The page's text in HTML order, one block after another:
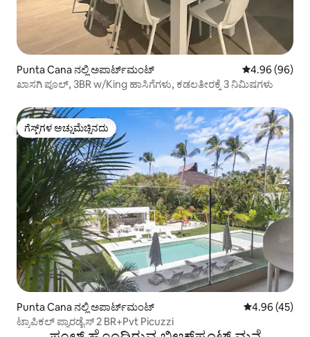
Punta Cana ನಲ್ಲಿ ಅಪಾರ್ಟ್‌ಮಂಟ್ 5 ರಲ್ಲಿ 4.96
4.96 (96)
ಖಾಸಗಿ ಪೂಲ್, 3BR w/King ಹಾಸಿಗೆಗಳು, ಕಡಲತೀರಕ್ಕೆ 3 ನಿಮಿಷಗಳು
ಗೆಸ್ಟ್‌ಗಳ ಅಚ್ಚುಮೆಚ್ಚಿನದು
ಗೆಸ್ಟ್‌ಗಳ ಅಚ್ಚುಮೆಚ್ಚಿನದು
Punta Cana ನಲ್ಲಿ ಅಪಾರ್ಟ್‌ಮಂಟ್ 5 ರಲ್ಲಿ 4.96
4.96 (45)
ಟ್ರಾಪಿಕಲ್ ಪ್ಯಾರಡೈಸ್ 2 BR+Pvt Picuzzi